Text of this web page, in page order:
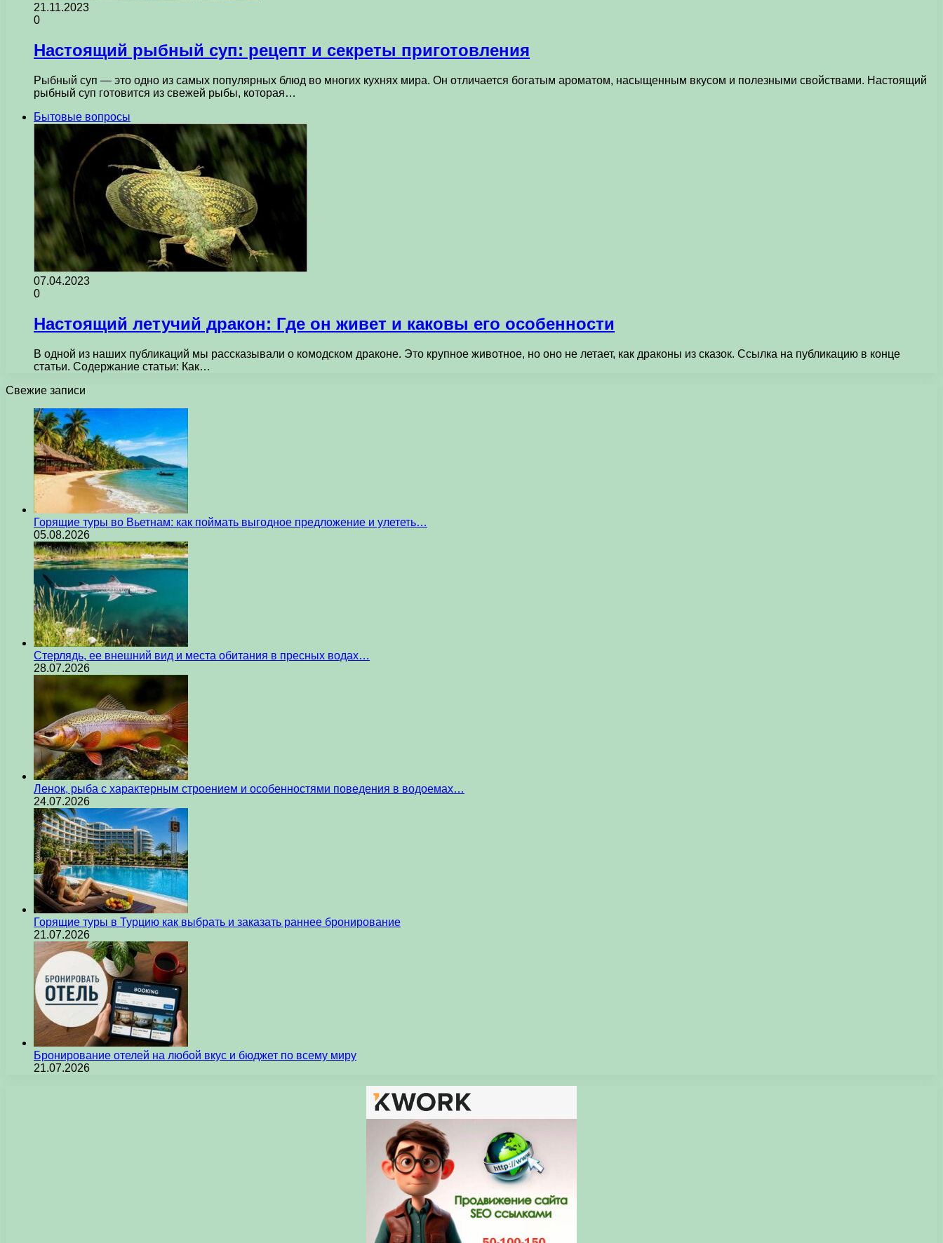
21.11.2023
0
Настоящий рыбный суп: рецепт и секреты приготовления
Рыбный суп — это одно из самых популярных блюд во многих кухнях мира. Он отличается богатым ароматом, насыщенным вкусом и полезными свойствами. Настоящий
рыбный суп готовится из свежей рыбы, которая…
Бытовые вопросы
07.04.2023
0
Настоящий летучий дракон: Где он живет и каковы его особенности
В одной из наших публикаций мы рассказывали о комодском драконе. Это крупное животное, но оно не летает, как драконы из сказок. Ссылка на публикацию в конце
статьи. Содержание статьи: Как…
Свежие записи
Горящие туры во Вьетнам: как поймать выгодное предложение и улететь…
05.08.2026
Стерлядь, ее внешний вид и места обитания в пресных водах…
28.07.2026
Ленок, рыба с характерным строением и особенностями поведения в водоемах…
24.07.2026
Горящие туры в Турцию как выбрать и заказать раннее бронирование
21.07.2026
Бронирование отелей на любой вкус и бюджет по всему миру
21.07.2026